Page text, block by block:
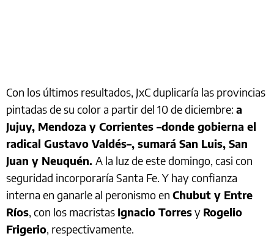
Con los últimos resultados, JxC duplicaría las provincias
pintadas de su color a partir del 10 de diciembre: a
Jujuy, Mendoza y Corrientes –donde gobierna el
radical Gustavo Valdés–, sumará San Luis, San
Juan y Neuquén. A la luz de este domingo, casi con
seguridad incorporaría Santa Fe. Y hay confianza
interna en ganarle al peronismo en Chubut y Entre
Ríos, con los macristas Ignacio Torresy Rogelio
Frigerio, respectivamente.